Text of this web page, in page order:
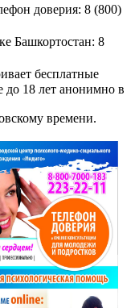
доверия: 8 (800)
Башкортостан: 8
бесплатные
до 18 лет анонимно в
времени.